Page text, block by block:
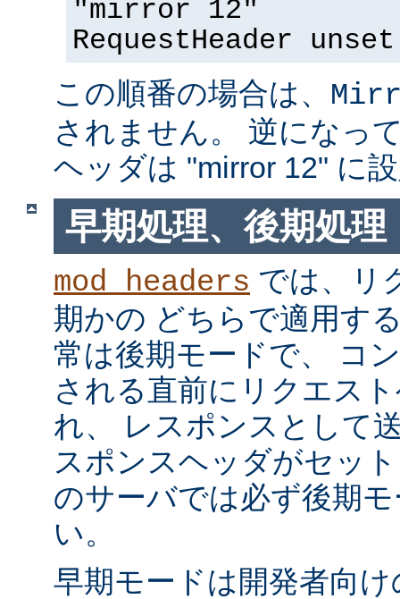
"mirror 12"
RequestHeader
この順番の場合は、
されません。 逆になっ
ヘッダは "mirror 12" に
早期処理、後期処理
mod_headers では、リ
期かの どちらで適用す
常は後期モードで、 コ
される直前にリクエス
れ、 レスポンスとして
スポンスヘッダがセッ
のサーバでは必ず後期
い。
早期モードは開発者向